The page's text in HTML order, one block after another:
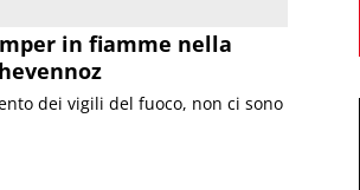
in fiamme nella
dei vigili del fuoco, non ci sono